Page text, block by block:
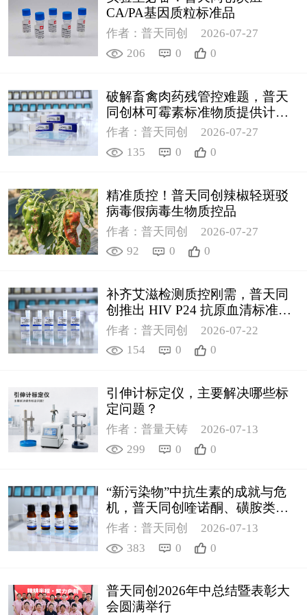
CA/PA基因质粒标准品
作者：普天同创
2026-07-27
206
0 0
破解畜禽肉药残管控难题，普天
同创林可霉素标准物质提供计量
支撑
作者：普天同创
2026-07-27
135
0 0
精准质控！普天同创辣椒轻斑驳
病毒假病毒生物质控品
作者：普天同创
2026-07-27
92
0 0
补齐艾滋检测质控刚需，普天同
创推出 HIV P24 抗原血清标准物
质
作者：普天同创
2026-07-22
154
0 0
引伸计标定仪，主要解决哪些标
定问题？
作者：普量天铸
2026-07-13
299
0 0
“新污染物”中抗生素的成就与危
机，普天同创喹诺酮、磺胺类质
控新品筑牢环境安全防线
作者：普天同创
2026-07-13
383
0 0
普天同创2026年中总结暨表彰大
会圆满举行